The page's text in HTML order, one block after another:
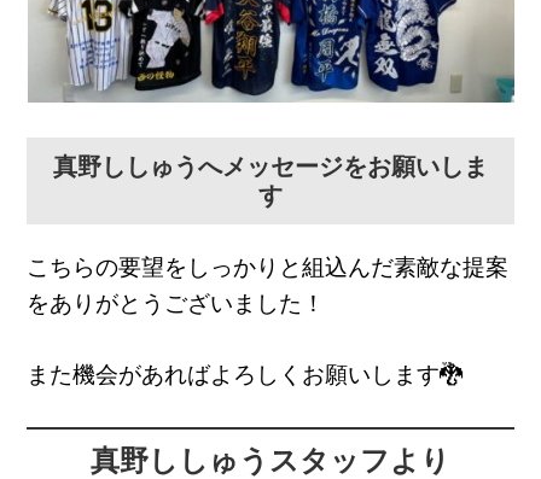
真野ししゅうへメッセージをお願いしま
す
こちらの要望をしっかりと組込んだ素敵な提案
をありがとうございました！
また機会があればよろしくお願いします🐉
真野ししゅうスタッフより